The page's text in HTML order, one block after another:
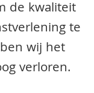
de kwaliteit
te
wij het
verloren.